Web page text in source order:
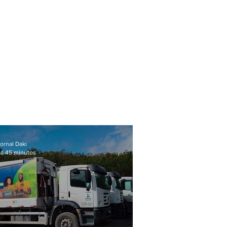
Daki
45 minutos